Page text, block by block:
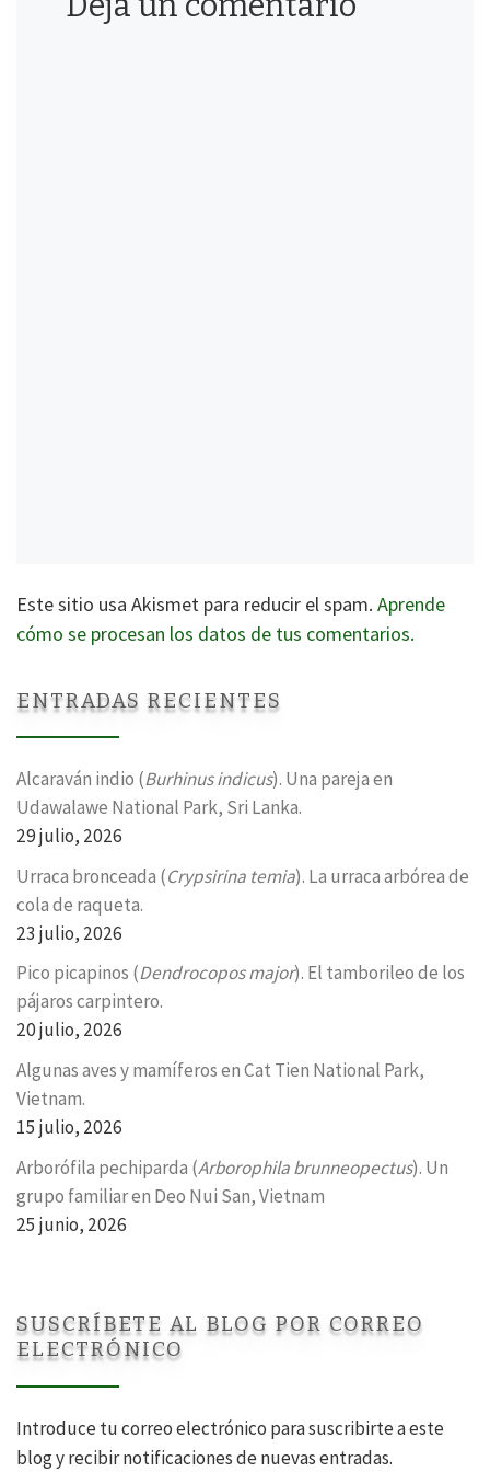
Este sitio usa Akismet para reducir el spam. Aprende
cómo se procesan los datos de tus comentarios.
ENTRADAS RECIENTES
Alcaraván indio (Burhinus indicus). Una pareja en
Udawalawe National Park, Sri Lanka.
29 julio, 2026
Urraca bronceada (Crypsirina temia). La urraca arbórea de
cola de raqueta.
23 julio, 2026
Pico picapinos (Dendrocopos major). El tamborileo de los
pájaros carpintero.
20 julio, 2026
Algunas aves y mamíferos en Cat Tien National Park,
Vietnam.
15 julio, 2026
Arborófila pechiparda (Arborophila brunneopectus). Un
grupo familiar en Deo Nui San, Vietnam
25 junio, 2026
SUSCRÍBETE AL BLOG POR CORREO
ELECTRÓNICO
Introduce tu correo electrónico para suscribirte a este
blog y recibir notificaciones de nuevas entradas.